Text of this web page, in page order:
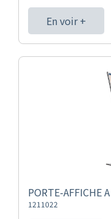
En voir +
PORTE-AFFICHE
1211022